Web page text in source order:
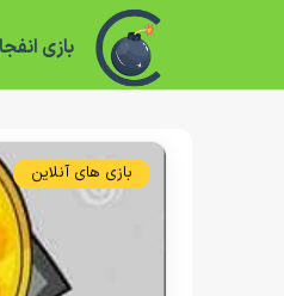
بازی
بازی های آنلاین